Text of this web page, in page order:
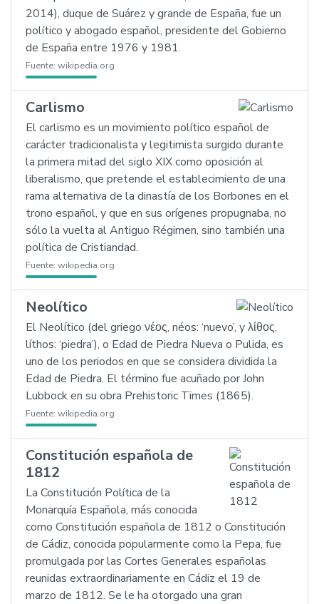
2014), duque de Suárez y grande de España, fue un
político y abogado español, presidente del Gobierno
de España entre 1976 y 1981.
Fuente: wikipedia.org
Carlismo
El carlismo es un movimiento político español de
carácter tradicionalista y legitimista surgido durante
la primera mitad del siglo XIX como oposición al
liberalismo, que pretende el establecimiento de una
rama alternativa de la dinastía de los Borbones en el
trono español, y que en sus orígenes propugnaba, no
sólo la vuelta al Antiguo Régimen, sino también una
política de Cristiandad.
Fuente: wikipedia.org
Neolítico
El Neolítico (del griego νέος, néos: ‘nuevo’, y λίθος,
líthos: ‘piedra’), o Edad de Piedra Nueva o Pulida, es
uno de los periodos en que se considera dividida la
Edad de Piedra. El término fue acuñado por John
Lubbock en su obra Prehistoric Times (1865).
Fuente: wikipedia.org
Constitución española de
1812
La Constitución Política de la
Monarquía Española, más conocida
como Constitución española de 1812 o Constitución
de Cádiz, conocida popularmente como la Pepa, fue
promulgada por las Cortes Generales españolas
reunidas extraordinariamente en Cádiz el 19 de
marzo de 1812. Se le ha otorgado una gran